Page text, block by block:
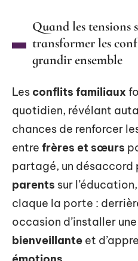
Quand les tensions
transformer les
grandir ensemble
Les conflits familiaux
quotidien, révélant
chances de renforcer
entre frères et sœurs
partagé, un désaccord
parents sur
claque la porte :
occasion d’installer une
bienveillante et